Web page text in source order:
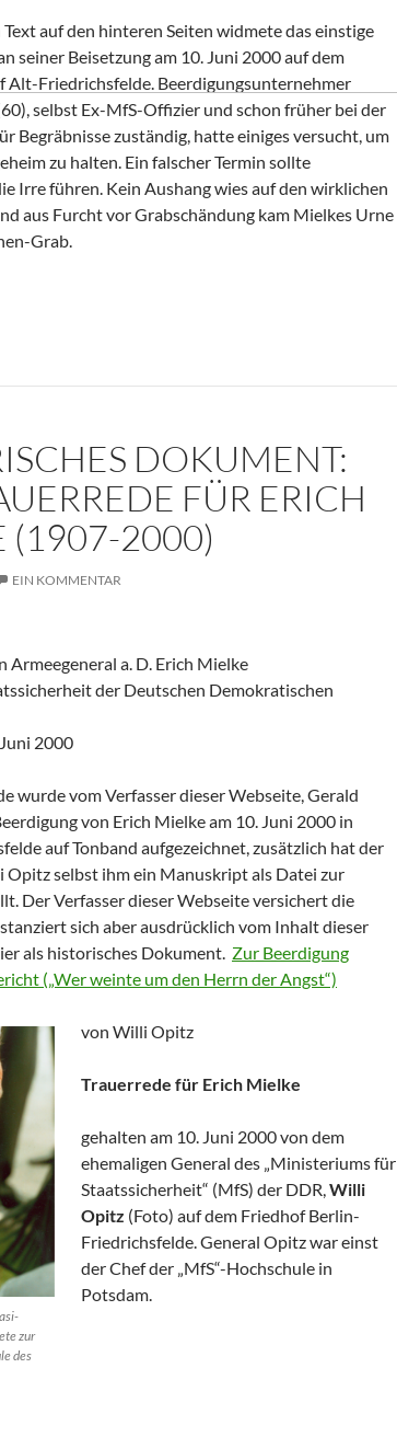
auf den hinteren Seiten widmete das einstige
seiner Beisetzung am 10. Juni 2000 auf dem
Alt-Friedrichsfelde. Beerdigungsunternehmer
selbst Ex-MfS-Offizier und schon früher bei der
Begräbnisse zuständig, hatte einiges versucht, um
zu halten. Ein falscher Termin sollte
Irre führen. Kein Aushang wies auf den wirklichen
aus Furcht vor Grabschändung kam Mielkes Urne
Grab.
weinte um den Herrn der Angst?
DOKUMENT:
FÜR ERICH
(1907-2000)
EIN KOMMENTAR
Armeegeneral a. D. Erich Mielke
der Deutschen Demokratischen
2000
wurde vom Verfasser dieser Webseite, Gerald
von Erich Mielke am 10. Juni 2000 in
auf Tonband aufgezeichnet, zusätzlich hat der
selbst ihm ein Manuskript als Datei zur
Der Verfasser dieser Webseite versichert die
sich aber ausdrücklich vom Inhalt dieser
als historisches Dokument. Zur Beerdigung
(„Wer weinte um den Herrn der Angst“)
zur
des
von Willi Opitz
Trauerrede für Erich Mielke
gehalten am 10. Juni 2000 von dem
ehemaligen General des „Ministeriums für
Staatssicherheit“ (MfS) der DDR,Willi
Opitz (Foto) auf dem Friedhof Berlin-
Friedrichsfelde. General Opitz war einst
der Chef der „MfS“-Hochschule in
Potsdam.